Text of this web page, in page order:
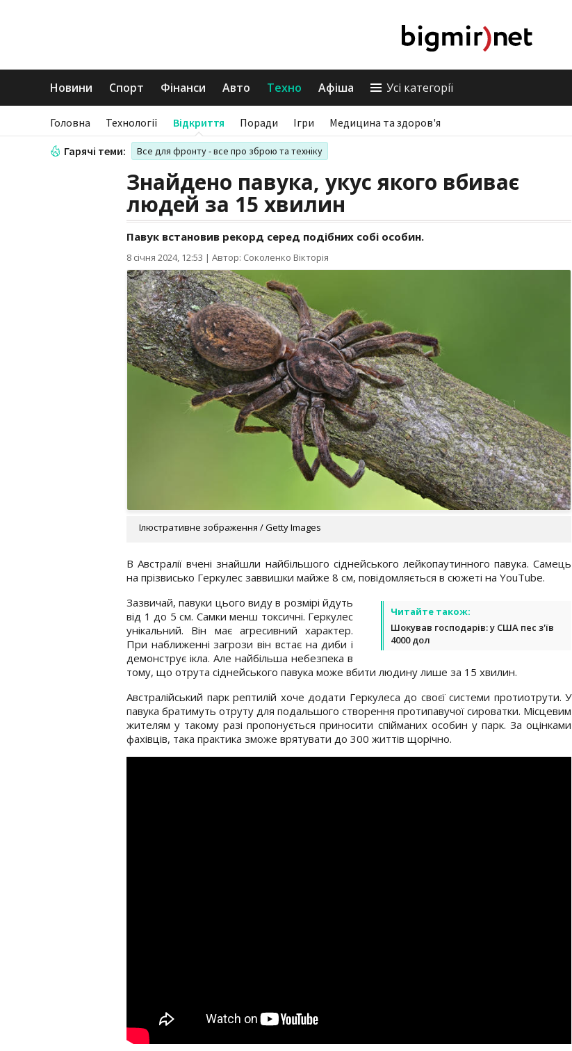
Новини Спорт Фінанси Авто Техно Афіша Усі категорії
Головна Технології Відкриття Поради Ігри Медицина та здоров'я
Гарячі теми: Все для фронту - все про зброю та техніку
Знайдено павука, укус якого вбиває
людей за 15 хвилин
Павук встановив рекорд серед подібних собі особин.
8 січня 2024, 12:53 | Автор: Соколенко Вікторія
Ілюстративне зображення / Getty Images
В Австралії вчені знайшли найбільшого сіднейського лейкопаутинного павука. Самець
на прізвисько Геркулес заввишки майже 8 см, повідомляється в сюжеті на YouTube.
Читайте також:
Шокував господарів: у США пес з'їв
4000 дол
Зазвичай, павуки цього виду в розмірі йдуть
від 1 до 5 см. Самки менш токсичні. Геркулес
унікальний. Він має агресивний характер.
При наближенні загрози він встає на диби і
демонструє ікла. Але найбільша небезпека в
тому, що отрута сіднейського павука може вбити людину лише за 15 хвилин.
Австралійський парк рептилій хоче додати Геркулеса до своєї системи протиотрути. У
павука братимуть отруту для подальшого створення протипавучої сироватки. Місцевим
жителям у такому разі пропонується приносити спійманих особин у парк. За оцінками
фахівців, така практика зможе врятувати до 300 життів щорічно.